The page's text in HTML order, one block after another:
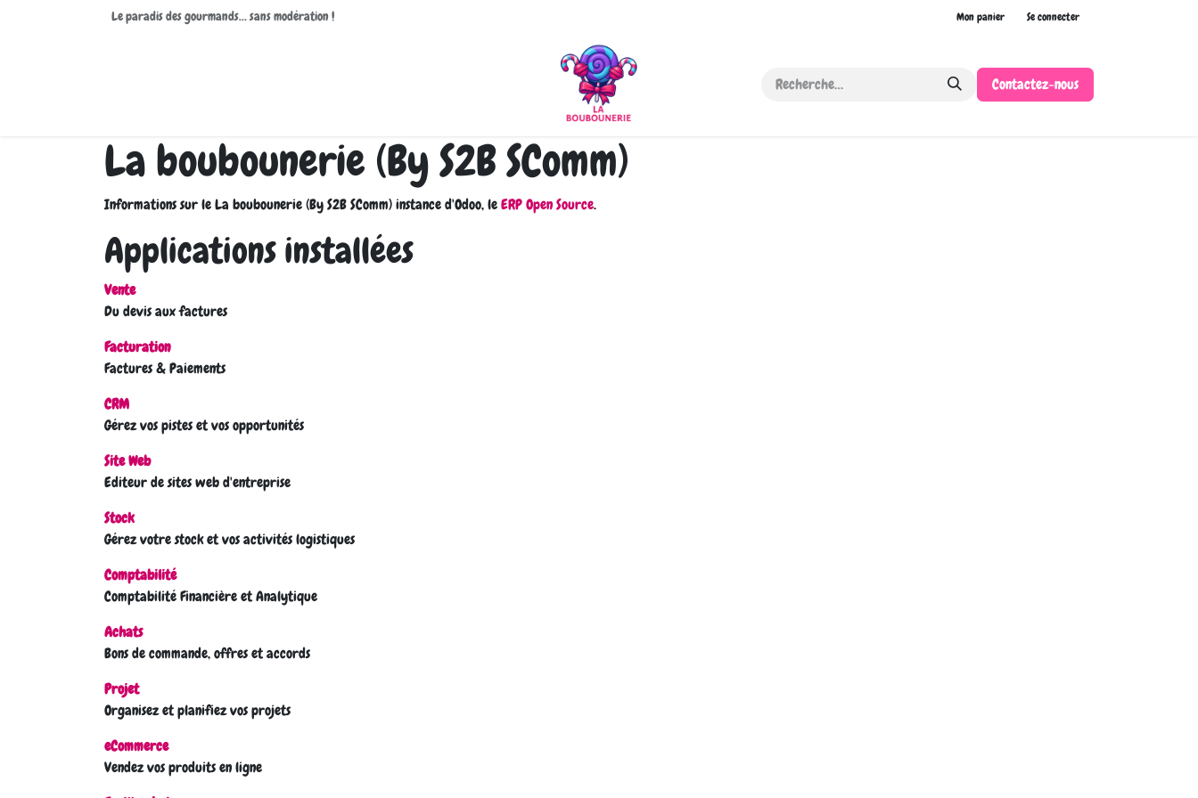
Le paradis des gourmands… sans modération ! Mon panier Se connecter
Contactez-nous
La boubounerie (By S2B SComm)
Informations sur le La boubounerie (By S2B SComm) instance d'Odoo, leERP Open Source.
Applications installées
Vente
Du devis aux factures
Facturation
Factures & Paiements
CRM
Gérez vos pistes et vos opportunités
Site Web
Editeur de sites web d'entreprise
Stock
Gérez votre stock et vos activités logistiques
Comptabilité
Comptabilité Financière et Analytique
Achats
Bons de commande, offres et accords
Projet
Organisez et planifiez vos projets
eCommerce
Vendez vos produits en ligne